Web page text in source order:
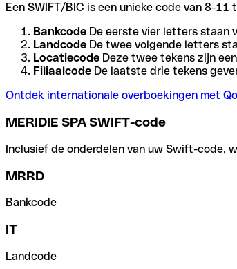
Een SWIFT/BIC is een unieke code van 8-
Bankcode De eerste vier letters staan
Landcode De twee volgende letters
Locatiecode Deze twee tekens zijn
Filiaalcode De laatste drie tekens
Ontdek internationale overboekingen met
MERIDIE SPA SWIFT-code
Inclusief de onderdelen van uw Swift-code,
MRRD
Bankcode
IT
Landcode